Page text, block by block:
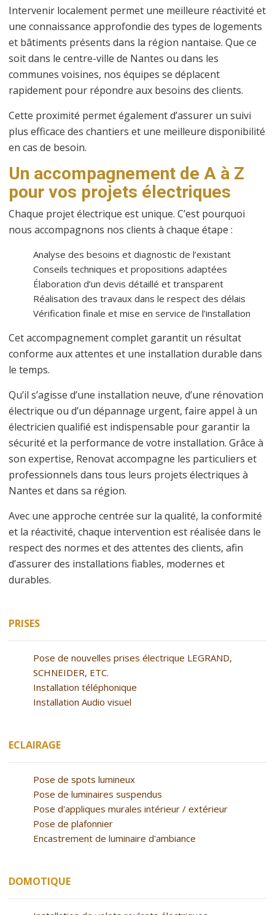
Intervenir localement permet une meilleure réactivité et
une connaissance approfondie des types de logements
et bâtiments présents dans la région nantaise. Que ce
soit dans le centre-ville de Nantes ou dans les
communes voisines, nos équipes se déplacent
rapidement pour répondre aux besoins des clients.
Cette proximité permet également d’assurer un suivi
plus efficace des chantiers et une meilleure disponibilité
en cas de besoin.
Un accompagnement de A à Z
pour vos projets électriques
Chaque projet électrique est unique. C’est pourquoi
nous accompagnons nos clients à chaque étape :
Analyse des besoins et diagnostic de l’existant
Conseils techniques et propositions adaptées
Élaboration d’un devis détaillé et transparent
Réalisation des travaux dans le respect des délais
Vérification finale et mise en service de l’installation
Cet accompagnement complet garantit un résultat
conforme aux attentes et une installation durable dans
le temps.
Qu’il s’agisse d’une installation neuve, d’une rénovation
électrique ou d’un dépannage urgent, faire appel à un
électricien qualifié est indispensable pour garantir la
sécurité et la performance de votre installation. Grâce à
son expertise, Renovat accompagne les particuliers et
professionnels dans tous leurs projets électriques à
Nantes et dans sa région.
Avec une approche centrée sur la qualité, la conformité
et la réactivité, chaque intervention est réalisée dans le
respect des normes et des attentes des clients, afin
d’assurer des installations fiables, modernes et
durables.
PRISES
Pose de nouvelles prises électrique LEGRAND,
SCHNEIDER, ETC.
Installation téléphonique
Installation Audio visuel
ECLAIRAGE
Pose de spots lumineux
Pose de luminaires suspendus
Pose d'appliques murales intérieur / extérieur
Pose de plafonnier
Encastrement de luminaire d'ambiance
DOMOTIQUE